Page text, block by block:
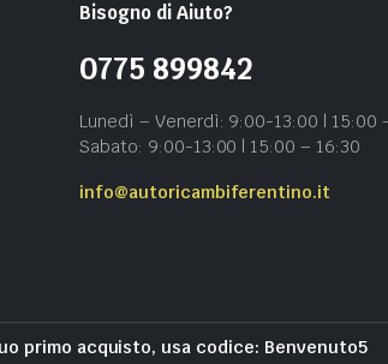
Bisogno di Aiuto?
0775 899842
Lunedì – Venerdì: 9:00-13:00 | 15:00
Sabato: 9:00-13:00 | 15:00 – 16:30
info@autoricambiferentino.it
primo acquisto, usa codice: Benvenuto5